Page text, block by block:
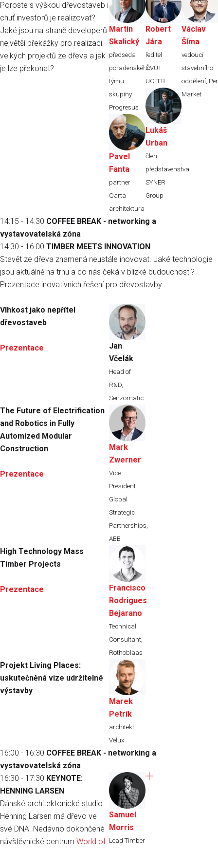
Poroste s výškou dřevostaveb i
chuť investorů je realizovat?
Jaké jsou na straně developerů
největší překážky pro realizaci
velkých projektů ze dřeva a jak
je lze překonat?
Martin
Skalický
předseda
poradenského
týmu
skupiny
Progresus
Pavel
Fanta
partner
Qarta
architektura
Robert
Jára
ředitel
ČVUT
UCEEB
Lukáš
Urban
člen
představenstva
SYNER
Group
Václav
Šíma
vedoucí
stavebního
oddělení,
Market
14:15 - 14:30 COFFEE BREAK - networking a
vystavovatelská zóna
14:30 - 16:00 TIMBER MEETS INNOVATION
Stavět ze dřeva znamená neustále inovovat. Jaké technologie
jsou aktuálně na trhu a co nás čeká v blízké budoucnosti?
Prezentace inovativních řešení pro dřevostavby.
Vlhkost jako nepřítel
dřevostaveb
Prezentace
Jan
Včelák
Head of
R&D,
Senzomatic
The Future of Electrification
and Robotics in Fully
Automized Modular
Construction
Prezentace
Mark
Zwerner
Vice
President
Global
Strategic
Partnerships,
ABB
High Technology Mass
Timber Projects
Prezentace
Francisco
Rodrigues
Bejarano
Technical
Consultant,
Rothoblaas
Projekt Living Places:
uskutečněná vize udržitelné
výstavby
Marek
Petrík
architekt,
Velux
16:00 - 16:30 COFFEE BREAK - networking a
vystavovatelská zóna
16:30 - 17:30 KEYNOTE:
HENNING LARSEN
Dánské architektonické studio
Henning Larsen má dřevo ve
své DNA. Nedávno dokončené
návštěvnické centrum World of
Samuel
Morris
Lead Timber